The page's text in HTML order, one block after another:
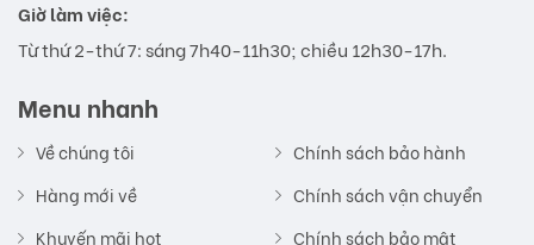
Giờ làm việc:
Từ thứ 2-thứ 7: sáng 7h40-11h30; chiều 12h30-17h.
Menu nhanh
Về chúng tôi
Hàng mới về
Khuyến mãi hot
Chính sách bảo hành
Chính sách vận chuyển
Chính sách bảo mật